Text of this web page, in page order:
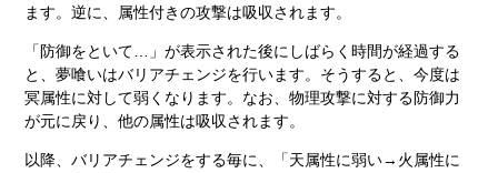
ます。逆に、属性付きの攻撃は吸収されます。
「防御をといて…」が表示された後にしばらく時間が経過する
と、夢喰いはバリアチェンジを行います。そうすると、今度は
冥属性に対して弱くなります。なお、物理攻撃に対する防御力
が元に戻り、他の属性は吸収されます。
以降、バリアチェンジをする毎に、「天属性に弱い→火属性に